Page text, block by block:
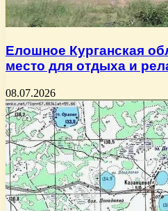
Елошное Курганская
место для отдыха и
08.07.2026